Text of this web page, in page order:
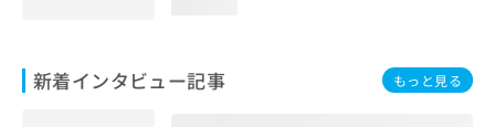
新着インタビュー記事 もっと見る